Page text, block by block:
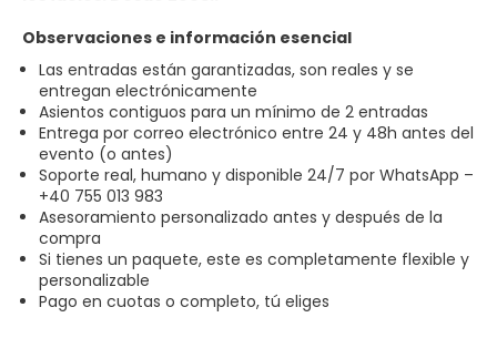
Observaciones e información esencial
Las entradas están garantizadas, son reales y se
entregan electrónicamente
Asientos contiguos para un mínimo de 2 entradas
Entrega por correo electrónico entre 24 y 48h antes del
evento (o antes)
Soporte real, humano y disponible 24/7 por WhatsApp –
+40 755 013 983
Asesoramiento personalizado antes y después de la
compra
Si tienes un paquete, este es completamente flexible y
personalizable
Pago en cuotas o completo, tú eliges